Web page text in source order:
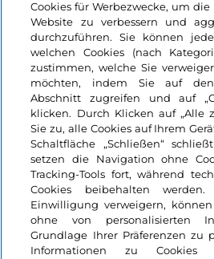
Bleiben wir in Kontakt
Cookies für Werbezwecke, um
Website zu verbessern und
durchzuführen. Sie können
welchen Cookies (nach
zustimmen, welche Sie
möchten, indem Sie auf den
Abschnitt zugreifen und auf
klicken. Durch Klicken auf „Alle
Sie zu, alle Cookies auf Ihrem
Schaltfläche „Schließen“
setzen die Navigation ohne
Tracking-Tools fort, während
Cookies beibehalten
Einwilligung verweigern,
ohne von personalisierten
Grundlage Ihrer Präferenzen zu
Informationen zu